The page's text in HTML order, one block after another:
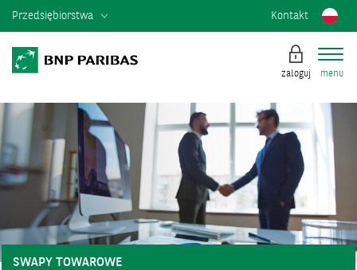
Przedsiębiorstwa Kontakt
zaloguj menu
SWAPY TOWAROWE